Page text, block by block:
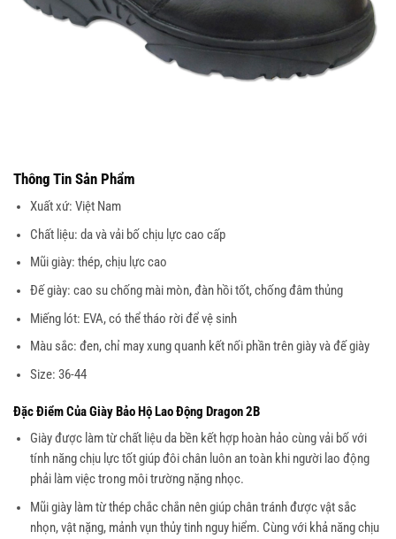
Thông Tin Sản Phẩm
Xuất xứ: Việt Nam
Chất liệu: da và vải bố chịu lực cao cấp
Mũi giày: thép, chịu lực cao
Đế giày: cao su chống mài mòn, đàn hồi tốt, chống đâm thủng
Miếng lót: EVA, có thể tháo rời để vệ sinh
Màu sắc: đen, chỉ may xung quanh kết nối phần trên giày và đế giày
Size: 36-44
Đặc Điểm Của Giày Bảo Hộ Lao Động Dragon 2B
Giày được làm từ chất liệu da bền kết hợp hoàn hảo cùng vải bố với
tính năng chịu lực tốt giúp đôi chân luôn an toàn khi người lao động
phải làm việc trong môi trường nặng nhọc.
Mũi giày làm từ thép chắc chắn nên giúp chân tránh được vật sắc
nhọn, vật nặng, mảnh vụn thủy tinh nguy hiểm. Cùng với khả năng chịu